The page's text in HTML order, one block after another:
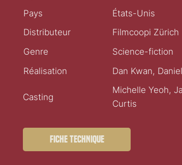
Pays
États-Unis
Distributeur
Filmcoopi Zürich
Genre
Science-fiction
Réalisation
Dan Kwan,
Casting
Michelle Yeoh,
Curtis
Fiche technique